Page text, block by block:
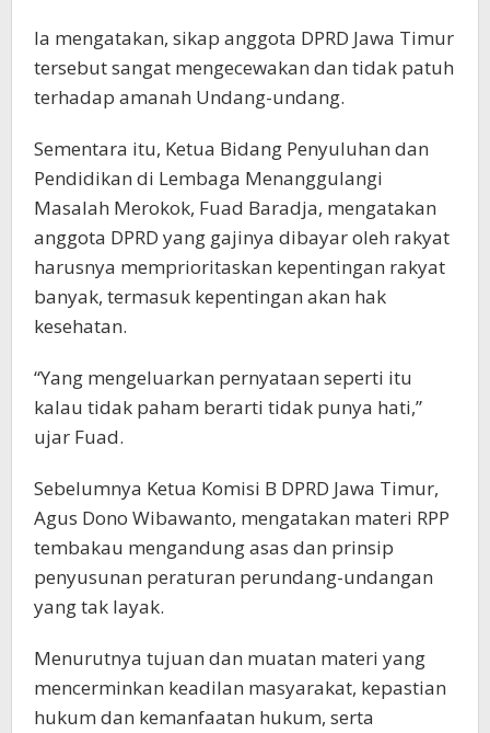
Ia mengatakan, sikap anggota DPRD Jawa Timur
tersebut sangat mengecewakan dan tidak patuh
terhadap amanah Undang-undang.
Sementara itu, Ketua Bidang Penyuluhan dan
Pendidikan di Lembaga Menanggulangi
Masalah Merokok, Fuad Baradja, mengatakan
anggota DPRD yang gajinya dibayar oleh rakyat
harusnya memprioritaskan kepentingan rakyat
banyak, termasuk kepentingan akan hak
kesehatan.
“Yang mengeluarkan pernyataan seperti itu
kalau tidak paham berarti tidak punya hati,”
ujar Fuad.
Sebelumnya Ketua Komisi B DPRD Jawa Timur,
Agus Dono Wibawanto, mengatakan materi RPP
tembakau mengandung asas dan prinsip
penyusunan peraturan perundang-undangan
yang tak layak.
Menurutnya tujuan dan muatan materi yang
mencerminkan keadilan masyarakat, kepastian
hukum dan kemanfaatan hukum, serta